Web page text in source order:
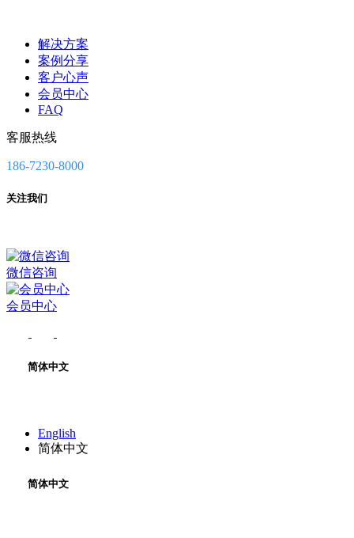
解决方案
案例分享
客户心声
会员中心
FAQ
客服热线
186-7230-8000
关注我们
微信咨询
会员中心
简体中文
English
简体中文
简体中文